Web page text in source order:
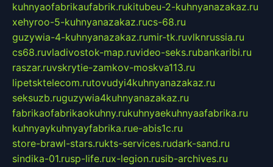
kuhnyaofabrikaufabrik.rukitubeu-2-kuhnyanazakaz.ru
xehyroo-5-kuhnyanazakaz.rucs-68.ru
guzywia-4-kuhnyanazakaz.rumir-tk.ruvlknrussia.ru
cs68.ruvladivostok-map.ruvideo-seks.rubankaribi.ru
raszar.ruvskrytie-zamkov-moskva113.ru
lipetsktelecom.rutovudyi4kuhnyanazakaz.ru
seksuzb.ruguzywia4kuhnyanazakaz.ru
fabrikaofabrikaokuhny.rukuhnyaekuhnyaafabrika.ru
kuhnyaykuhnyayfabrika.rue-abis1c.ru
store-brawl-stars.rukts-services.rudark-sand.ru
sindika-01.rusp-life.rux-legion.rusib-archives.ru